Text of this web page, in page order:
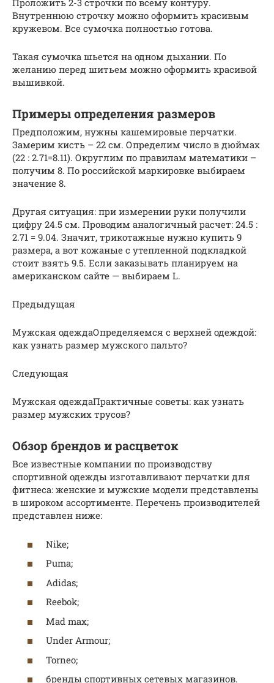
Проложить 2-3 строчки по всему контуру.
Внутреннюю строчку можно оформить красивым
кружевом. Все сумочка полностью готова.
Такая сумочка шьется на одном дыхании. По
желанию перед шитьем можно оформить красивой
вышивкой.
Примеры определения размеров
Предположим, нужны кашемировые перчатки.
Замерим кисть – 22 см. Определим число в дюймах
(22 : 2.71=8.11). Округлим по правилам математики –
получим 8. По российской маркировке выбираем
значение 8.
Другая ситуация: при измерении руки получили
цифру 24.5 см. Проводим аналогичный расчет: 24.5 :
2.71 = 9.04. Значит, трикотажные нужно купить 9
размера, а вот кожаные с утепленной подкладкой
стоит взять 9.5. Если заказывать планируем на
американском сайте — выбираем L.
Предыдущая
Мужская одеждаОпределяемся с верхней одеждой:
как узнать размер мужского пальто?
Следующая
Мужская одеждаПрактичные советы: как узнать
размер мужских трусов?
Обзор брендов и расцветок
Все известные компании по производству
спортивной одежды изготавливают перчатки для
фитнеса: женские и мужские модели представлены
в широком ассортименте. Перечень производителей
представлен ниже:
Nike;
Puma;
Adidas;
Reebok;
Mad max;
Under Armour;
Torneo;
бренды спортивных сетевых магазинов.